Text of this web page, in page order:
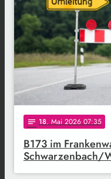
notes 18. Mai 2026 07:35
B173 im
Schwarzenbach/